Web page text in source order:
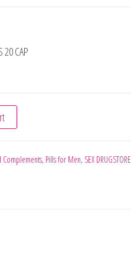
20 CAP
TABS 20 CAP quantity
Complements, Pills for Men, SEX DRUGSTORE